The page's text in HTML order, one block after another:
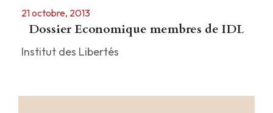
21 octobre, 2013
Dossier Economique membres de IDL
Institut des Libertés